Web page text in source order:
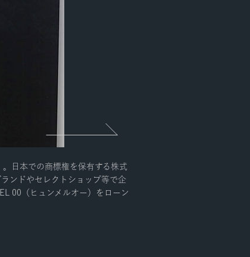
日本での商標権を保有する株式
ンドやセレクトショップ等で企
00（ヒュンメルオー）をローン